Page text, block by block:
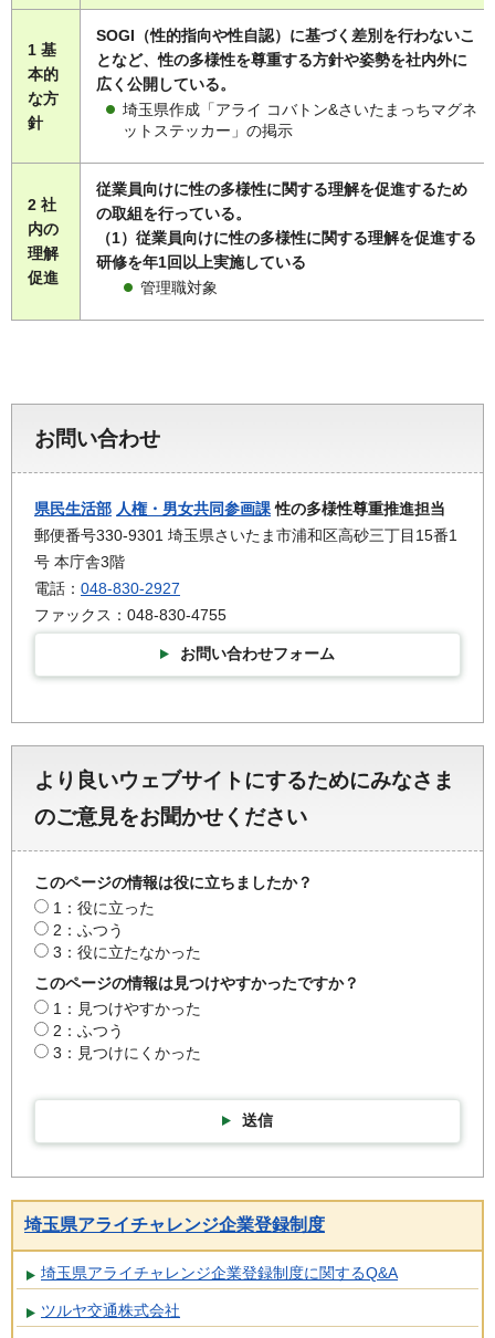
1 基
本的
な方
針
SOGI（性的指向や性自認）に基づく差別を行わないこ
となど、性の多様性を尊重する方針や姿勢を社内外に
広く公開している。
埼玉県作成「アライ コバトン&さいたまっちマグネ
ットステッカー」の掲示
2 社
内の
理解
促進
従業員向けに性の多様性に関する理解を促進するため
の取組を行っている。
（1）従業員向けに性の多様性に関する理解を促進する
研修を年1回以上実施している
管理職対象
お問い合わせ
県民生活部 人権・男女共同参画課性の多様性尊重推進担当
郵便番号330-9301 埼玉県さいたま市浦和区高砂三丁目15番1
号 本庁舎3階
電話： 048-830-2927
ファックス：048-830-4755
お問い合わせフォーム
より良いウェブサイトにするためにみなさま
のご意見をお聞かせください
このページの情報は役に立ちましたか？
1：役に立った
2：ふつう
3：役に立たなかった
このページの情報は見つけやすかったですか？
1：見つけやすかった
2：ふつう
3：見つけにくかった
送信
埼玉県アライチャレンジ企業登録制度
埼玉県アライチャレンジ企業登録制度に関するQ&A
ツルヤ交通株式会社